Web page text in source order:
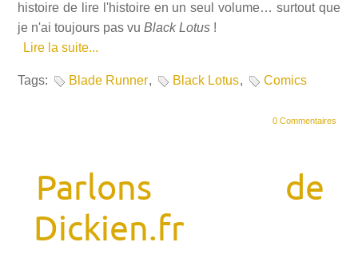
histoire de lire l'histoire en un seul volume… surtout que
je n'ai toujours pas vuBlack Lotus !
Lire la suite...
Tags: Blade Runner, Black Lotus, Comics
0 Commentaires
Parlons de
Dickien.fr